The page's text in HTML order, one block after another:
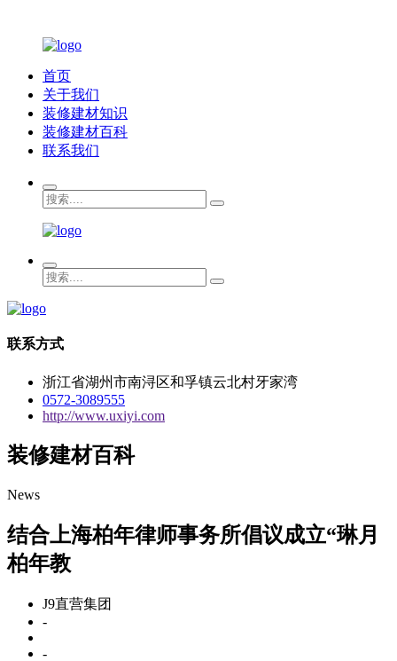
首页
关于我们
装修建材知识
装修建材百科
联系我们
联系方式
浙江省湖州市南浔区和孚镇云北村牙家湾
0572-3089555
http://www.uxiyi.com
装修建材百科
News
结合上海柏年律师事务所倡议成立“琳月
柏年教
J9直营集团
-
-